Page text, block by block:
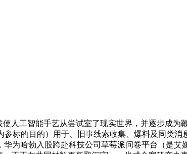
工智能手艺从尝试室了现实世界，并逐步成为
标的目的）用于、旧事线索收集、爆料及同类消
为哈勃入股跨赴科技公司草莓派问卷平台（是艾